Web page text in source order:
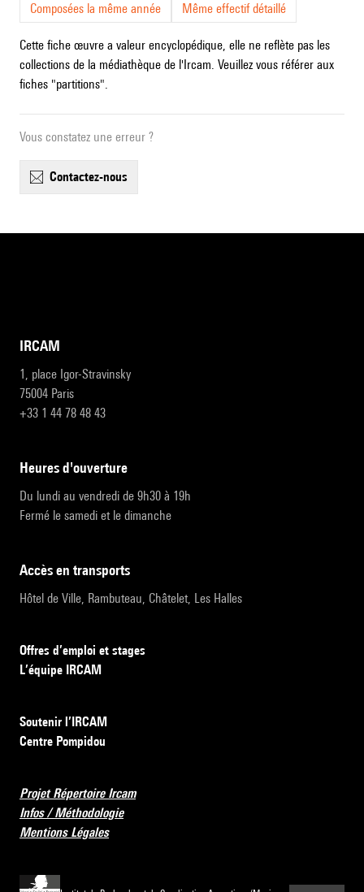
Composées la même année
Même effectif détaillé
Cette fiche œuvre a valeur encyclopédique, elle ne reflète pas les
collections de la médiathèque de l'Ircam. Veuillez vous référer aux
fiches "partitions".
Vous constatez une erreur ?
contactez-nous
IRCAM
1, place Igor-Stravinsky
75004 Paris
+33 1 44 78 48 43
heures d'ouverture
Du lundi au vendredi de 9h30 à 19h
Fermé le samedi et le dimanche
accès en transports
Hôtel de Ville, Rambuteau, Châtelet, Les Halles
Offres d’emploi et stages
L’équipe IRCAM
Soutenir l’IRCAM
Centre Pompidou
Projet Répertoire Ircam
Infos / Méthodologie
Mentions Légales